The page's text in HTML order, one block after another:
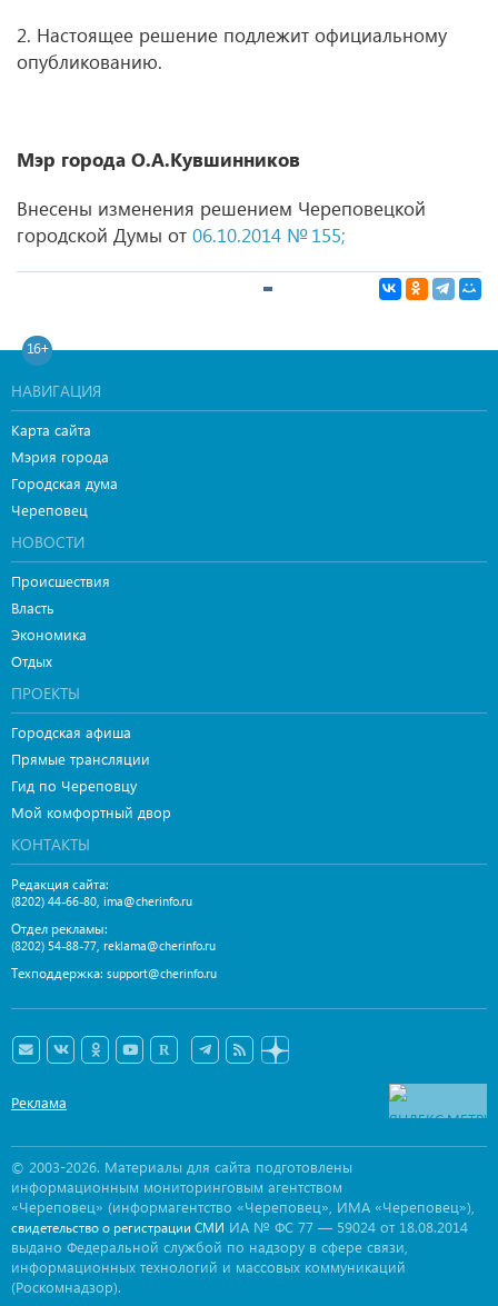
2. Настоящее решение подлежит официальному
опубликованию.
Мэр города О.А.Кувшинников
Внесены изменения решением Череповецкой
городской Думы от 06.10.2014 № 155;
16+
НАВИГАЦИЯ
Карта сайта
Мэрия города
Городская дума
Череповец
НОВОСТИ
Происшествия
Власть
Экономика
Отдых
ПРОЕКТЫ
Городская афиша
Прямые трансляции
Гид по Череповцу
Мой комфортный двор
КОНТАКТЫ
Редакция сайта:
(8202) 44-66-80, ima@cherinfo.ru
Отдел рекламы:
(8202) 54-88-77, reklama@cherinfo.ru
Техподдержка: support@cherinfo.ru
Реклама
© 2003-2026. Материалы для сайта подготовлены
информационным мониторинговым агентством
«Череповец» (информагентство «Череповец», ИМА «Череповец»),
свидетельство о регистрации СМИ ИА № ФС 77 — 59024 от 18.08.2014
выдано Федеральной службой по надзору в сфере связи,
информационных технологий и массовых коммуникаций
(Роскомнадзор).